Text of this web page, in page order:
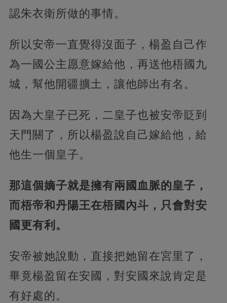
認朱衣衛所做的事情。
所以安帝一直覺得沒面子，楊盈自己作
為一國公主愿意嫁給他，再送他梧國九
城，幫他開疆擴土，讓他師出有名。
因為大皇子已死，二皇子也被安帝貶到
天門關了，所以楊盈說自己嫁給他，給
他生一個皇子。
那這個嫡子就是擁有兩國血脈的皇子，
而梧帝和丹陽王在梧國內斗，只會對安
國更有利。
安帝被她說動，直接把她留在宮里了，
畢竟楊盈留在安國，對安國來說肯定是
有好處的。